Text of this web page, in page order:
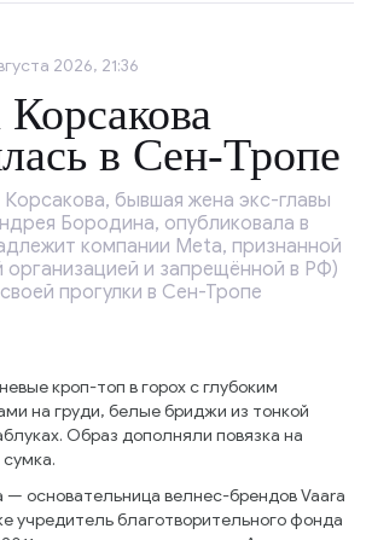
2026, 21:36
в Сен-Тропе
бывшая жена экс-главы
Бородина, опубликовала в
компании Meta, признанной
организацией и запрещённой в РФ)
прогулки в Сен-Тропе
кроп-топ в горох с глубоким
на груди, белые бриджи из тонкой
Образ дополняли повязка на
— основательница велнес-брендов Vaara
учредитель благотворительного фонда